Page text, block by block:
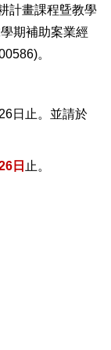
計畫課程曁教學
期補助案業經
。
日止。並請於
日 止。